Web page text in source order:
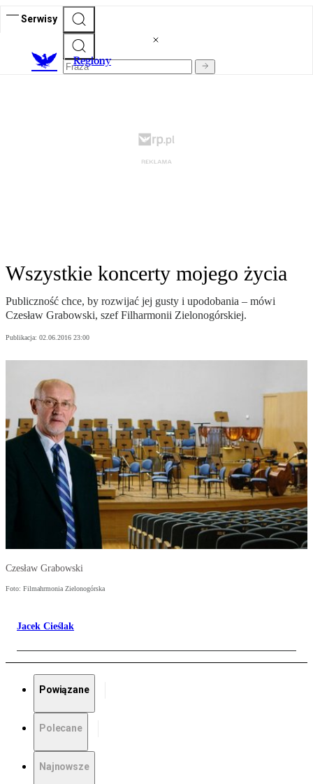
Serwisy
Regiony
Wszystkie koncerty mojego życia
Publiczność chce, by rozwijać jej gusty i upodobania – mówi
Czesław Grabowski, szef Filharmonii Zielonogórskiej.
Publikacja: 02.06.2016 23:00
Czesław Grabowski
Foto: Filmahrmonia Zielonogórska
Jacek Cieślak
Powiązane
Polecane
Najnowsze